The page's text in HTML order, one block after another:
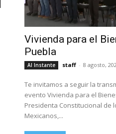
Vivienda para el
Puebla
Al Instante staff - 8 agosto,
Te invitamos a seguir la
evento Vivienda para el
Presidenta Constitucional de
Mexicanos,...